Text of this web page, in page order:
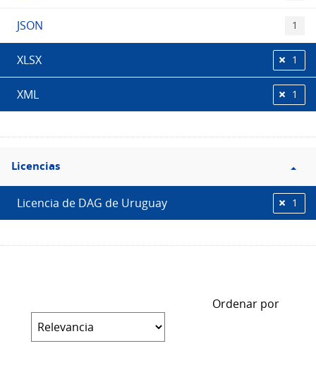
JSON 1
XLSX 1
XML 1
Filtro
Licencias
Licencias
Licencia de DAG de Uruguay 1
Ordenar por